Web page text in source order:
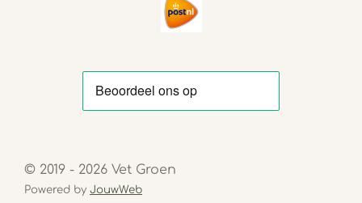
© 2019 - 2026 Vet Groen
Powered by JouwWeb